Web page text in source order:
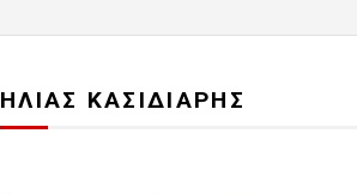
ΗΛΙΑΣ ΚΑΣΙΔΙΑΡΗΣ